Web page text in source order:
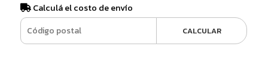
Calculá el costo de envío
CALCULAR